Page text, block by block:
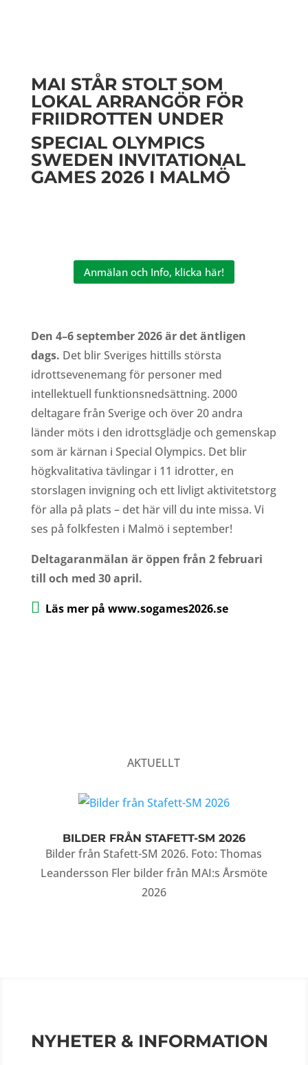
MAI STÅR STOLT SOM
LOKAL ARRANGÖR FÖR
FRIIDROTTEN UNDER
SPECIAL OLYMPICS
SWEDEN INVITATIONAL
GAMES 2026 I MALMÖ
Anmälan och Info, klicka här!
Den 4–6 september 2026 är det äntligen
dags. Det blir Sveriges hittills största
idrottsevenemang för personer med
intellektuell funktionsnedsättning. 2000
deltagare från Sverige och över 20 andra
länder möts i den idrottsglädje och gemenskap
som är kärnan i Special Olympics. Det blir
högkvalitativa tävlingar i 11 idrotter, en
storslagen invigning och ett livligt aktivitetstorg
för alla på plats – det här vill du inte missa. Vi
ses på folkfesten i Malmö i september!
Deltagaranmälan är öppen från 2 februari
till och med 30 april.
 Läs mer på www.sogames2026.se
AKTUELLT
BILDER FRÅN STAFETT-SM 2026
Bilder från Stafett-SM 2026. Foto: Thomas
Leandersson Fler bilder från MAI:s Årsmöte
2026
NYHETER & INFORMATION